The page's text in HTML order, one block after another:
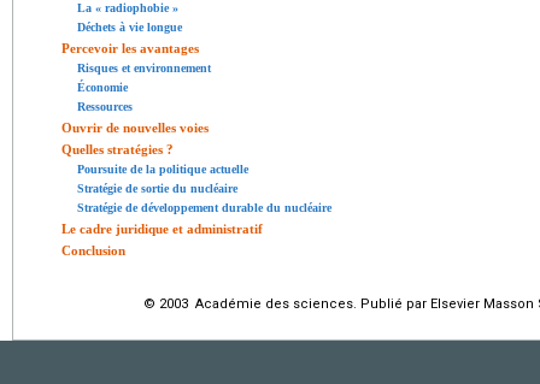
La « radiophobie »
Déchets à vie longue
Percevoir les avantages
Risques et environnement
Économie
Ressources
Ouvrir de nouvelles voies
Quelles stratégies ?
Poursuite de la politique actuelle
Stratégie de sortie du nucléaire
Stratégie de développement durable du nucléaire
Le cadre juridique et administratif
Conclusion
© 2003 Académie des sciences. Publié par Elsevier Masson